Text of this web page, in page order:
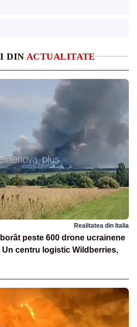
DIN ACTUALITATE
Realitatea din Italia
peste 600 drone ucrainene
centru logistic Wildberries,